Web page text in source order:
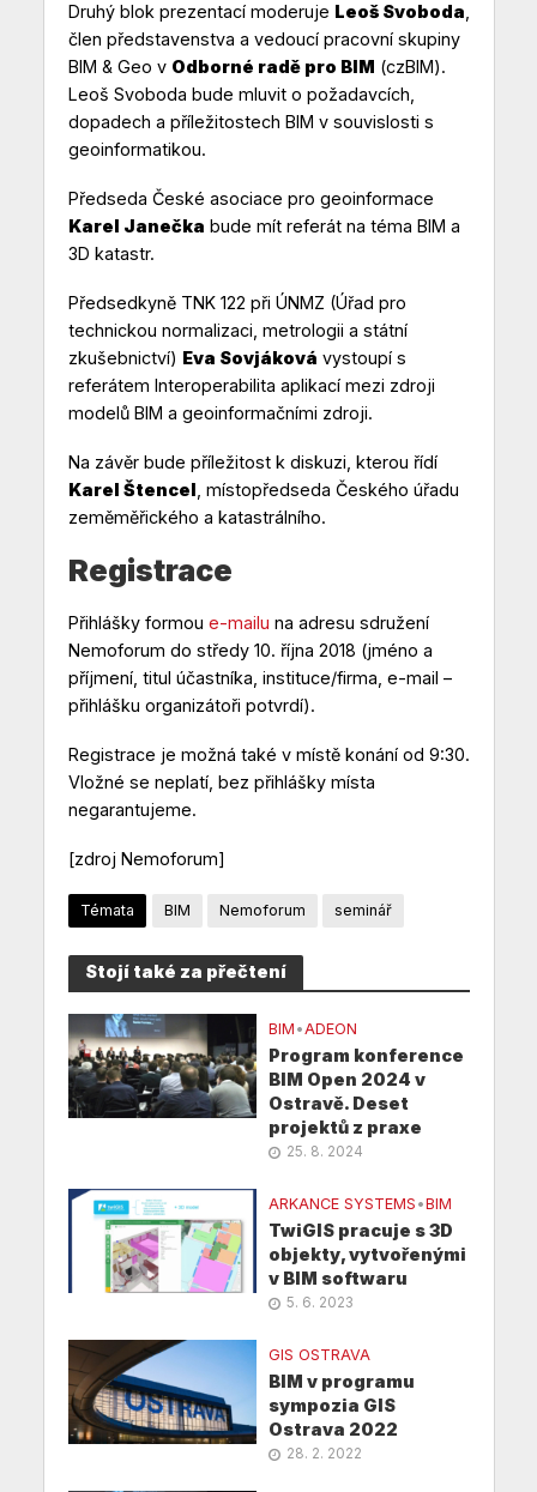
Druhý blok prezentací moderuje Leoš Svoboda
člen představenstva a vedoucí pracovní skupiny
BIM & Geo v Odborné radě pro BIM (czBIM).
Leoš Svoboda bude mluvit o požadavcích,
dopadech a příležitostech BIM v souvislosti s
geoinformatikou.
Předseda České asociace pro geoinformace
Karel Janečka bude mít referát na téma BIM a
3D katastr.
Předsedkyně TNK 122 při ÚNMZ (Úřad pro
technickou normalizaci, metrologii a státní
zkušebnictví) Eva Sovjáková vystoupí s
referátem Interoperabilita aplikací mezi zdroji
modelů BIM a geoinformačními zdroji.
Na závěr bude příležitost k diskuzi, kterou řídí
Karel Štencel , místopředseda Českého úřadu
zeměměřického a katastrálního.
Registrace
Přihlášky formou e-mailu na adresu sdružení
Nemoforum do středy 10. října 2018 (jméno a
příjmení, titul účastníka, instituce/firma, e-mail –
přihlášku organizátoři potvrdí).
Registrace je možná také v místě konání od 9:30.
Vložné se neplatí, bez přihlášky místa
negarantujeme.
[zdroj Nemoforum]
Témata BIM Nemoforum seminář
Stojí také za přečtení
BIM •ADEON
Program konference
BIM Open 2024 v
Ostravě. Deset
projektů z praxe
25. 8. 2024
ARKANCE SYSTEMS •BIM
TwiGIS pracuje s 3D
objekty, vytvořenými
v BIM softwaru
5. 6. 2023
GIS OSTRAVA
BIM v programu
sympozia GIS
Ostrava 2022
28. 2. 2022